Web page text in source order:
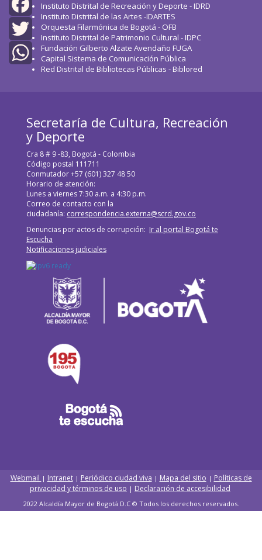
Facebook
Twitter
WhatsApp
Instituto Distrital de Recreación y Deporte - IDRD
Instituto Distrital de las Artes -IDARTES
Orquesta Filarmónica de Bogotá - OFB
Instituto Distrital de Patrimonio Cultural - IDPC
Fundación Gilberto Alzate Avendaño FUGA
Capital Sistema de Comunicación Pública
Red Distrital de Bibliotecas Públicas - Biblored
Secretaría de Cultura, Recreación
y Deporte
Cra 8 # 9 -83, Bogotá - Colombia
Código postal 111711
Conmutador +57 (601) 327 48 50
Horario de atención:
Lunes a viernes 7:30 a.m. a 4:30 p.m.
Correo de contacto con la
ciudadanía: correspondencia.externa@scrd.gov.co
Denuncias por actos de corrupción: Ir al portal Bogotá te
Escucha
Notificaciones judiciales
Webmail | Intranet| Periódico ciudad viva | Mapa del sitio | Políticas de
privacidad y términos de uso | Declaración de accesibilidad
2022 Alcaldía Mayor de Bogotá D.C © Todos los derechos reservados.